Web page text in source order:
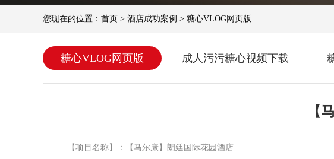
您现在的位置： 首页 > 酒店成功案例 > 糖心VLOG网页版
糖心VLOG网页版 成人污污糖心视频下载
【
【项目名称】：【马尔康】朗廷国际花园酒店